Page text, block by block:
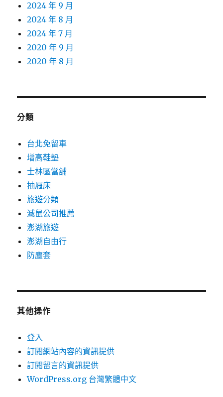
2024 年 9 月
2024 年 8 月
2024 年 7 月
2020 年 9 月
2020 年 8 月
分類
台北免留車
增高鞋墊
士林區當舖
抽屜床
旅遊分類
滅鼠公司推薦
澎湖旅遊
澎湖自由行
防塵套
其他操作
登入
訂閱網站內容的資訊提供
訂閱留言的資訊提供
WordPress.org 台灣繁體中文